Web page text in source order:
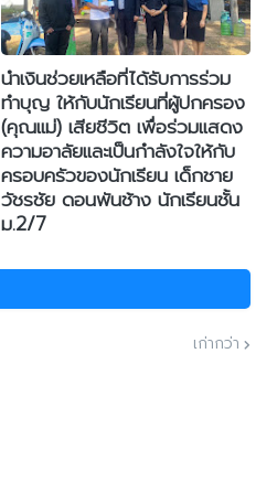
นำเงินช่วยเหลือที่ได้รับการร่วม
ทำบุญ ให้กับนักเรียนที่ผู้ปกครอง
(คุณแม่) เสียชีวิต เพื่อร่วมแสดง
ความอาลัยและเป็นกำลังใจให้กับ
ครอบครัวของนักเรียน เด็กชาย
วัชรชัย ดอนพันช้าง นักเรียนชั้น
ม.2/7
เก่ากว่า